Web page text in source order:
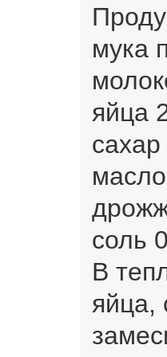
мука
яйца
сахар
соль
В
яйца,